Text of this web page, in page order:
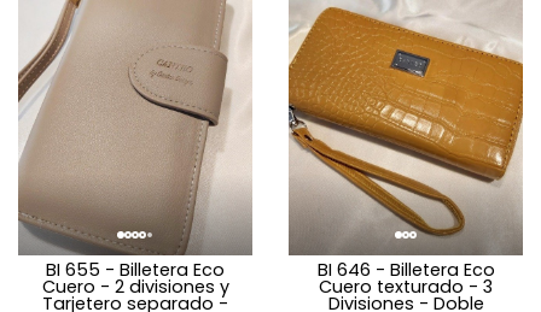
BI 655 - Billetera Eco
Cuero - 2 divisiones y
Tarjetero separado -
BI 646 - Billetera Eco
Cuero texturado - 3
Divisiones - Doble